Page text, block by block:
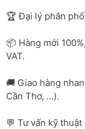
🏆 Đại lý phân
📦 Hàng mới
VAT.
🚚 Giao hàng
Cần Thơ, …).
💬 Tư vấn kỹ